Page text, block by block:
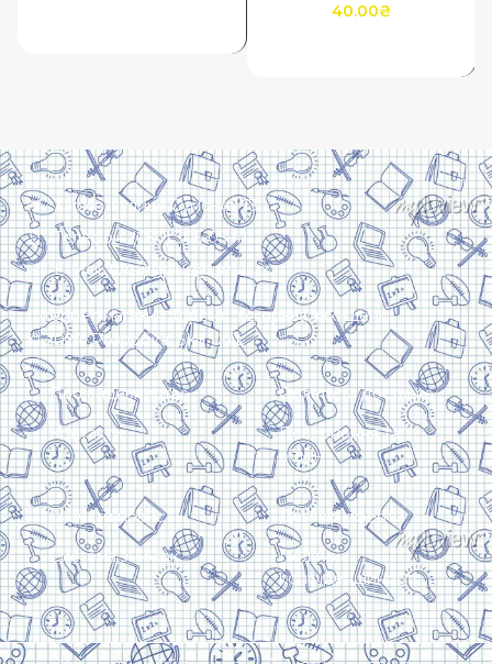
40.00₴
Харків, вулиця Сумська, 13
Телефон: (050) 305-05-41
E-Mail: torsingplus@gmail.com
Інтернет-магазин Торсінг. Усі права захищені
© 2024. Розробка:Skill Unit
Про видавництво
Контакти
Оплата та доставка
Повернення та
обмін
Скачати прайс
Система знижок
Договір оферти
Політика
конфіденційності